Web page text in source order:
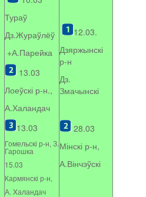
Тураў
Дз.Жураўлёў
+А.Парейка
13.03
Лоеўскі р-н.,
А.Халандач
13.03
Гомельскі р-н, З.
Гарошка
15.03
Кармянскі р-н,
А. Xаландач
12.03.
Дзяржынскі
р-н
Дз.
Змачынскі
28.03
Мінскі р-н,
А.Вінчэўскі